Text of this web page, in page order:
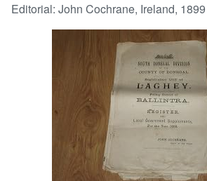
Colecciones
Arte y coleccionismo
Comenzar a vender
CERRAR
Editorial: John Cochrane, Ireland, 1899